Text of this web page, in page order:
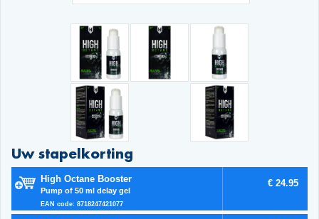
Uw stapelkorting
High Octane Booster
Pump of 50 ml delay gel
EAN code: 8718247421077
€ 24.95